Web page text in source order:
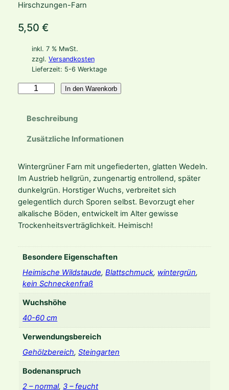
Hirschzungen-Farn
5,50 €
inkl. 7 % MwSt.
zzgl. Versandkosten
Lieferzeit: 5-6 Werktage
u
m
(
=
P
h
In den Warenkorb
Beschreibung
Zusätzliche Informationen
Wintergrüner Farn mit ungefiederten, glatten Wedeln.
Im Austrieb hellgrün, zungenartig entrollend, später
dunkelgrün. Horstiger Wuchs, verbreitet sich
gelegentlich durch Sporen selbst. Bevorzugt eher
alkalische Böden, entwickelt im Alter gewisse
Trockenheitsverträglichkeit. Heimisch!
Besondere Eigenschaften
Heimische Wildstaude,Blattschmuck, wintergrün,
kein Schneckenfraß
Wuchshöhe
40-60 cm
Verwendungsbereich
Gehölzbereich,Steingarten
Bodenanspruch
2 – normal, 3 – feucht